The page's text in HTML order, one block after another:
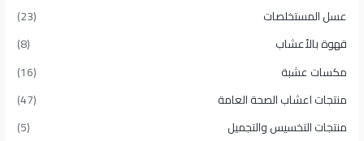
عسل المستخلصات
(23)
قهوة بالأعشاب
(8)
مكسات عشبة
(16)
منتجات اعشاب الصحة العامة
(47)
منتجات التخسيس والتجميل
(5)